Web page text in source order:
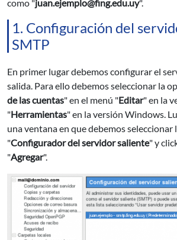
como "juan.ejemplo@fing.edu.uy".
1. Configuración del
SMTP
En primer lugar debemos configurar el
salida. Para ello debemos seleccionar la
de las cuentas" en el menú "Editar" en la
"Herramientas" en la versión Windows.
una ventana en que debemos seleccionar
"Configurador del servidor saliente" y
"Agregar".